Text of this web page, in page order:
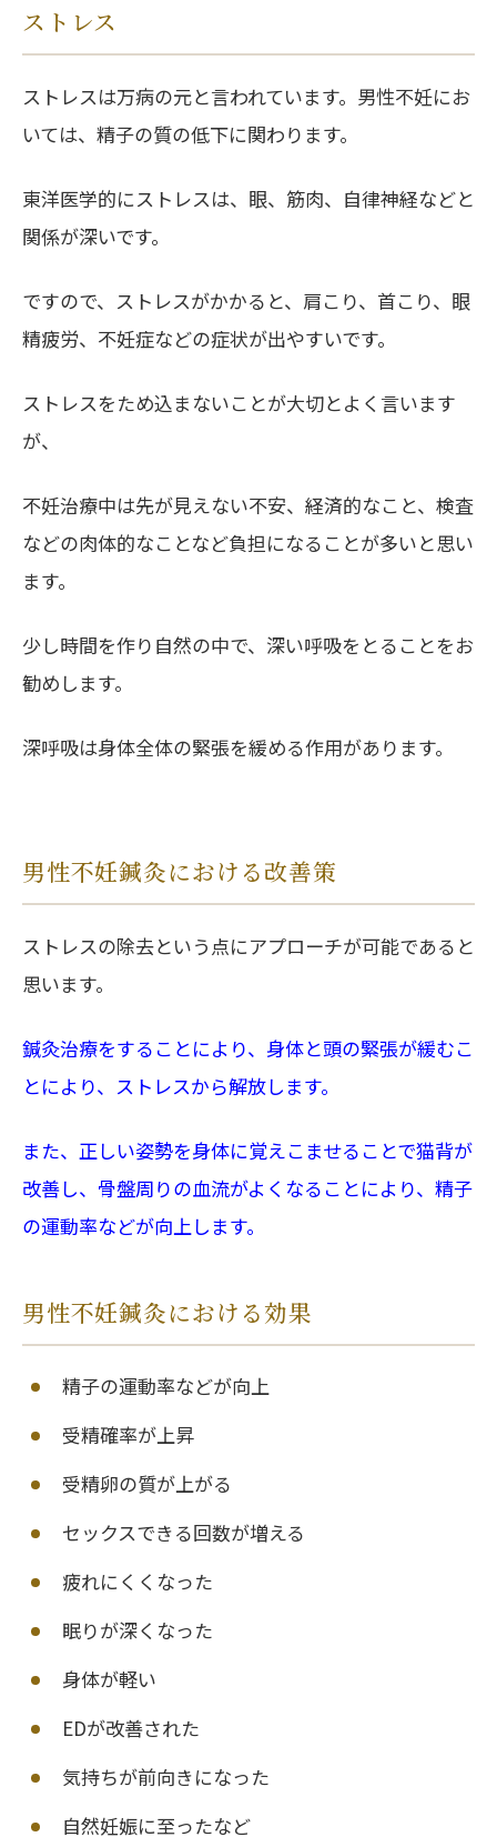
ストレス
ストレスは万病の元と言われています。男性不妊にお
いては、精子の質の低下に関わります。
東洋医学的にストレスは、眼、筋肉、自律神経などと
関係が深いです。
ですので、ストレスがかかると、肩こり、首こり、眼
精疲労、不妊症などの症状が出やすいです。
ストレスをため込まないことが大切とよく言います
が、
不妊治療中は先が見えない不安、経済的なこと、検査
などの肉体的なことなど負担になることが多いと思い
ます。
少し時間を作り自然の中で、深い呼吸をとることをお
勧めします。
深呼吸は身体全体の緊張を緩める作用があります。
男性不妊鍼灸における改善策
ストレスの除去という点にアプローチが可能であると
思います。
鍼灸治療をすることにより、身体と頭の緊張が緩むこ
とにより、ストレスから解放します。
また、正しい姿勢を身体に覚えこませることで猫背が
改善し、骨盤周りの血流がよくなることにより、精子
の運動率などが向上します。
男性不妊鍼灸における効果
精子の運動率などが向上
受精確率が上昇
受精卵の質が上がる
セックスできる回数が増える
疲れにくくなった
眠りが深くなった
身体が軽い
EDが改善された
気持ちが前向きになった
自然妊娠に至ったなど